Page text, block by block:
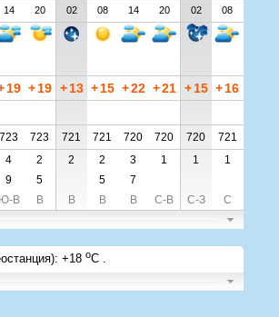
14 20 02 08 14 20 02 08
19 + 19 + 13 + 15 +22 +21 + 15 +16
723 723 721 721 720 720 720
721
4 2 2 2 3 1 1
1
9 5 5
7
Ю-В В В В В С-В С-З С
: +18 oC .